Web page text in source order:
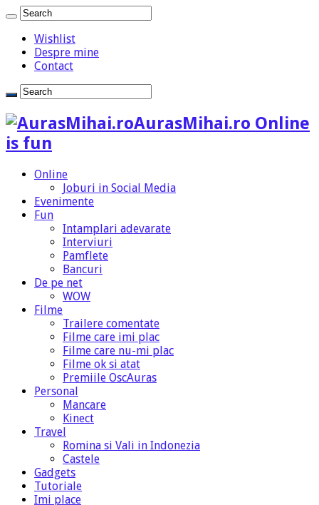
Wishlist
Despre mine
Contact
AurasMihai.ro Online
is fun
Online
Joburi in Social Media
Evenimente
Fun
Intamplari adevarate
Interviuri
Pamflete
Bancuri
De pe net
WOW
Filme
Trailere comentate
Filme care imi plac
Filme care nu-mi plac
Filme ok si atat
Premiile OscAuras
Personal
Mancare
Kinect
Travel
Romina si Vali in Indonezia
Castele
Gadgets
Tutoriale
Imi place